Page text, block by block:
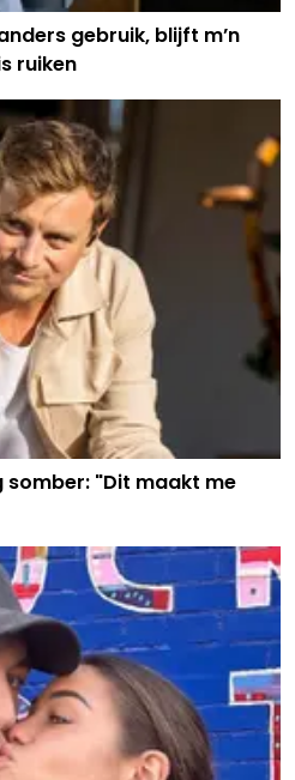
gebruik, blijft m’n
ruiken
somber: "Dit maakt me